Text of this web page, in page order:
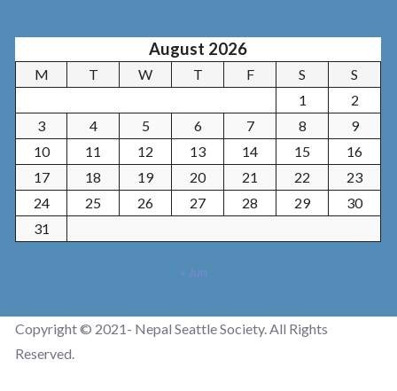
August 2026
M T W T F S
S
1
2
3
4 5 6 7 8
9
10
11 12 13 14 15
16
17
18 19 20 21 22
23
24
25 26 27 28 29
30
31
« Jun
Copyright © 2021- Nepal Seattle Society. All Rights
Reserved.